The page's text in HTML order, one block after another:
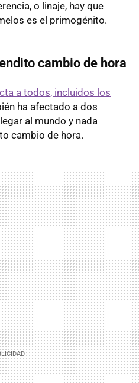
o linaje, hay que
es el primogénito.
cambio de hora
a todos, incluidos los
ha afectado a dos
al mundo y nada
cambio de hora.